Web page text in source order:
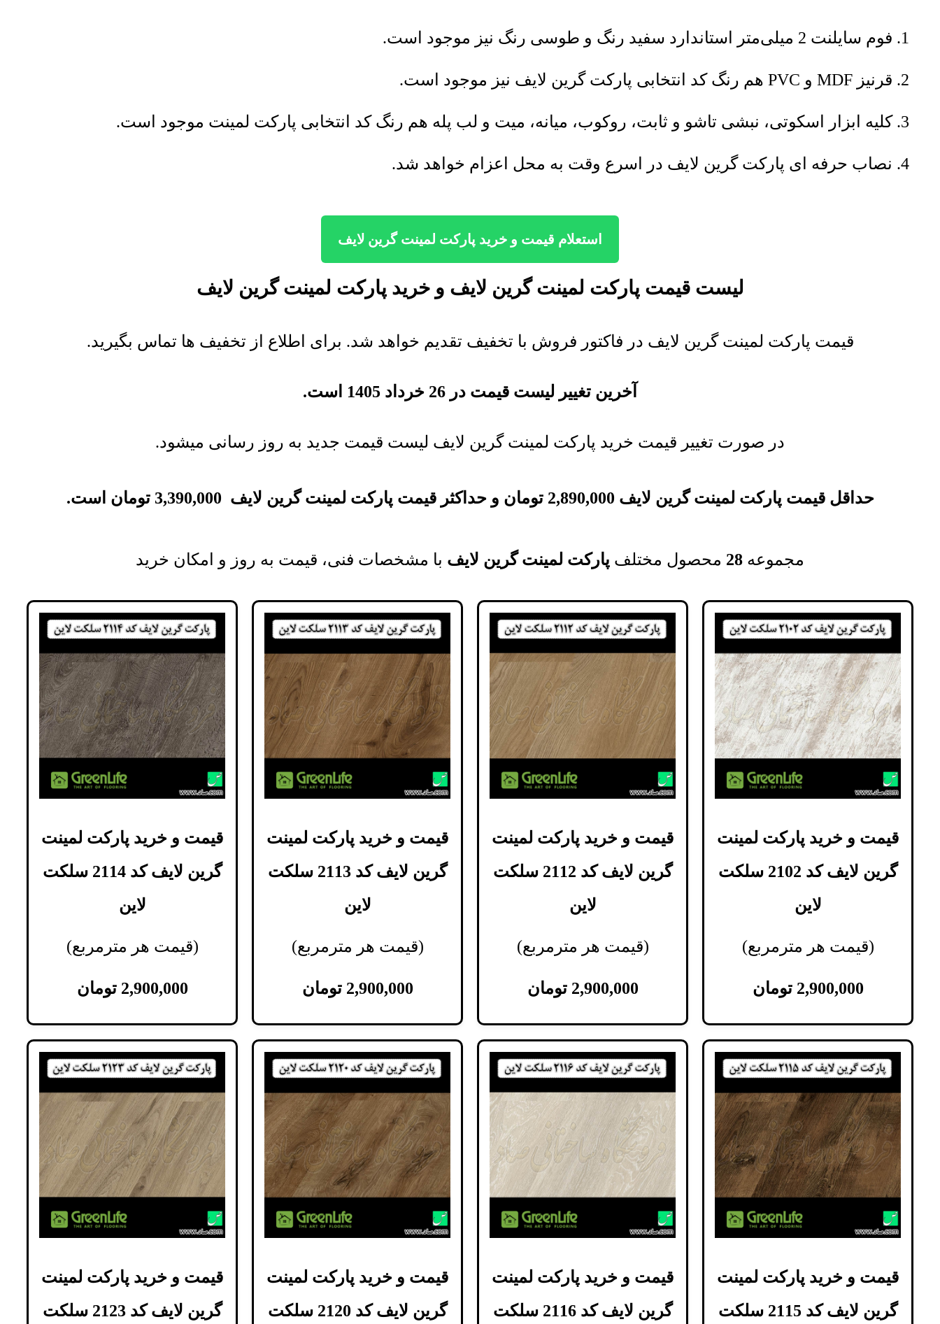
فوم سایلنت 2 میلی‌متر استاندارد سفید رنگ و طوسی رنگ نیز موجود است.
قرنیز MDF و PVC هم رنگ کد انتخابی پارکت گرین لایف نیز موجود است.
کلیه ابزار اسکوتی، نبشی تاشو و ثابت، روکوب، میانه، میت و لب پله هم رنگ کد انتخابی پارکت لمینت موجود است.
نصاب حرفه ای پارکت گرین لایف در اسرع وقت به محل اعزام خواهد شد.
استعلام قیمت و خرید پارکت لمینت گرین لایف
لیست قیمت پارکت لمینت گرین لایف و خرید پارکت لمینت گرین لایف
قیمت پارکت لمینت گرین لایف در فاکتور فروش با تخفیف تقدیم خواهد شد. برای اطلاع از تخفیف ها تماس بگیرید.
آخرین تغییر لیست قیمت در 26 خرداد 1405 است.
در صورت تغییر قیمت خرید پارکت لمینت گرین لایف لیست قیمت جدید به روز رسانی میشود.
حداقل قیمت پارکت لمینت گرین لایف 2,890,000 تومان و حداکثر قیمت پارکت لمینت گرین لایف 3,390,000 تومان است.
مجموعه‌ 28 محصول مختلف پارکت لمینت گرین لایف با مشخصات فنی، قیمت به روز و امکان خرید
قیمت و خرید پارکت لمینت
گرین لایف کد 2102 سلکت
لاین
(قیمت هر مترمربع)
2,900,000 تومان
قیمت و خرید پارکت لمینت
گرین لایف کد 2112 سلکت
لاین
(قیمت هر مترمربع)
2,900,000 تومان
قیمت و خرید پارکت لمینت
گرین لایف کد 2113 سلکت
لاین
(قیمت هر مترمربع)
2,900,000 تومان
قیمت و خرید پارکت لمینت
گرین لایف کد 2114 سلکت
لاین
(قیمت هر مترمربع)
2,900,000 تومان
قیمت و خرید پارکت لمینت
گرین لایف کد 2115 سلکت
قیمت و خرید پارکت لمینت
گرین لایف کد 2116 سلکت
قیمت و خرید پارکت لمینت
گرین لایف کد 2120 سلکت
قیمت و خرید پارکت لمینت
گرین لایف کد 2123 سلکت